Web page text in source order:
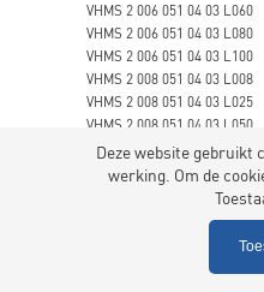
VHMS 2 006 051 04 03 L060
VHMS 2 006 051 04 03 L080
VHMS 2 006 051 04 03 L100
VHMS 2 008 051 04 03 L008
VHMS 2 008 051 04 03 L025
VHMS 2 008 051 04 03 L050
VHMS 2 008 051 04 03 L080
VHMS 2 008 051 04 03 L100
VHMS 2 010 051 04 03 L010
VHMS 2 010 051 04 03 L060
Deze website gebruikt
werking. Om de